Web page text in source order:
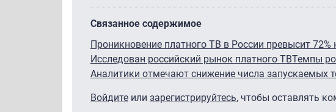
Связанное содержимое
Проникновение платного ТВ в России превысит 72%
Исследован российский рынок платного ТВТемпы
Аналитики отмечают снижение числа запускаемых
Войдите или зарегистрируйтесь, чтобы оставлять